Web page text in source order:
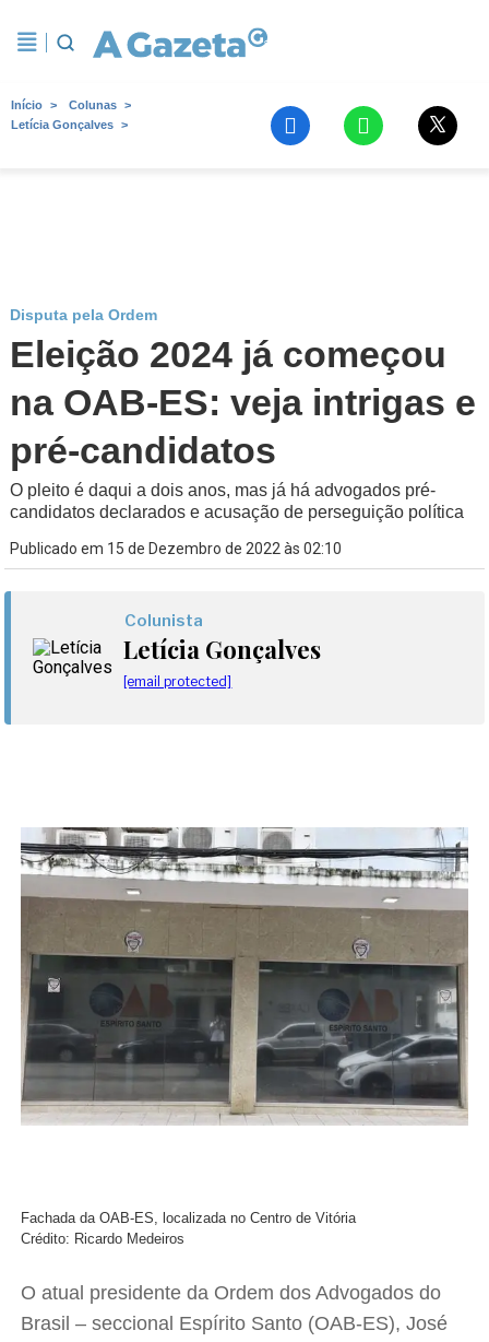
Início
Colunas
Letícia Gonçalves
Disputa pela Ordem
Eleição 2024 já começou
na OAB-ES: veja intrigas e
pré-candidatos
O pleito é daqui a dois anos, mas já há advogados pré-
candidatos declarados e acusação de perseguição política
Publicado em 15 de Dezembro de 2022 às 02:10
Colunista
Letícia Gonçalves
[email protected]
Fachada da OAB-ES, localizada no Centro de Vitória
Crédito: Ricardo Medeiros
O atual presidente da Ordem dos Advogados do
Brasil – seccional Espírito Santo (OAB-ES), José